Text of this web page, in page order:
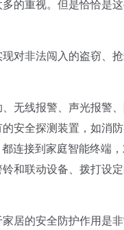
的重视。但是恰恰是
对非法闯入的盗窃、
无线报警、声光报警
安全探测装置，如消
连接到家庭智能终端
和联动设备、拨打设
居的安全防护作用是